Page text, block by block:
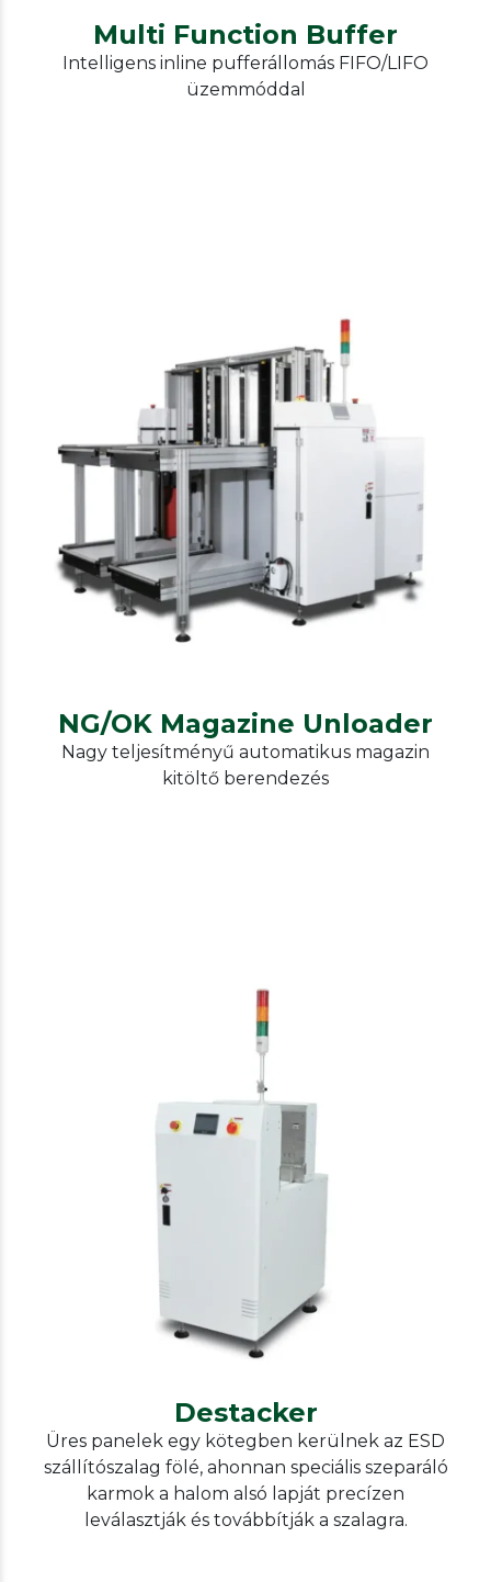
Multi Function Buffer
Intelligens inline pufferállomás FIFO/LIFO
üzemmóddal
Our other solutions
Konvejorok
NG/OK Magazine Unloader
NG/OK Magazine Unloader
Nagy teljesítményű automatikus magazin
kitöltő berendezés
Our other solutions
Destacker
Üres panelek egy kötegben kerülnek az ESD
szállítószalag fölé, ahonnan speciális szeparáló
karmok a halom alsó lapját precízen
leválasztják és továbbítják a szalagra.